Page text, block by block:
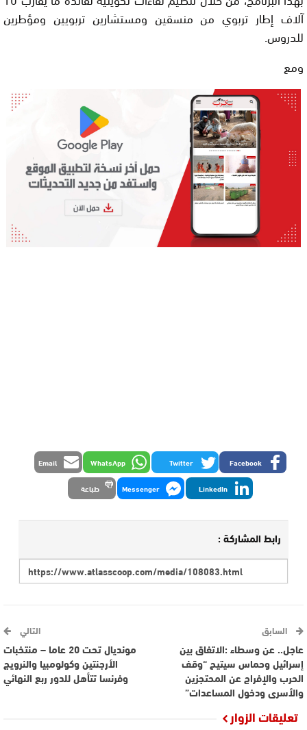
آلاف إطار تربوي من منسقين ومستشارين تربويين ومؤطرين
للدروس.
ومع
Facebook
Twitter
WhatsApp
Email
LinkedIn
Messenger طباعة
رابط المشاركة :
السابق
عاجل.. عن وسطاء :الاتفاق بين
إسرائيل وحماس سيتيح “وقف
الحرب والإفراج عن المحتجزين
والأسرى ودخول المساعدات”
التالي
مونديال تحت 20 عاما – منتخبات
الأرجنتين وكولومبيا والنرويج
وفرنسا تتأهل للدور ربع النهائي
تعليقات الزوار